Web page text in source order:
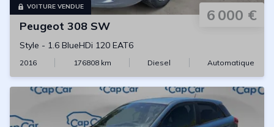
VOITURE VENDUE 6 000 €
Peugeot 308 SW
Style - 1.6 BlueHDi 120 EAT6
2016 176808km Diesel Automatique